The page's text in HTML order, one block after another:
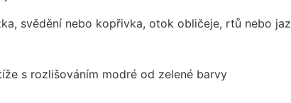
svědění nebo kopřivka, otok obličeje, rtů nebo
s rozlišováním modré od zelené barvy